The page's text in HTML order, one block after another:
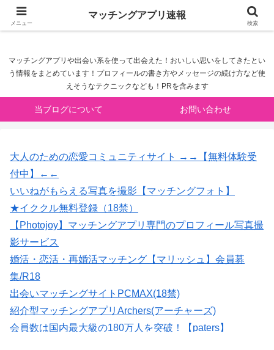
マッチングアプリ速報
マッチングアプリや出会い系を使って出会えた！おいしい思いをしてきたとい
う情報をまとめています！プロフィールの書き方やメッセージの続け方など使
えそうなテクニックなども！PRを含みます
当ブログについて お問い合わせ
大人のための恋愛コミュニティサイト →→【無料体験受
付中】←←
いいねがもらえる写真を撮影【マッチングフォト】
★イククル無料登録（18禁）
【Photojoy】マッチングアプリ専門のプロフィール写真撮
影サービス
婚活・恋活・再婚活マッチング【マリッシュ】会員募
集/R18
出会いマッチングサイトPCMAX(18禁)
紹介型マッチングアプリArchers(アーチャーズ)
会員数は国内最大級の180万人を突破！【paters】
メニュー
マッチングアプリ速報
検索